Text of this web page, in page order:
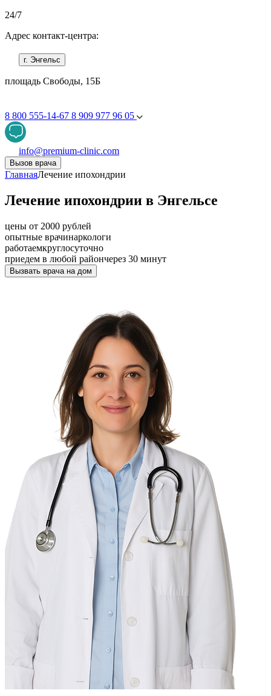
24/7
Адрес контакт-центра:
г. Энгельс
площадь Свободы, 15Б
8 800 555-14-67 8 909 977 96 05
info@premium-clinic.com
Вызов врача
ГлавнаяЛечение ипохондрии
Лечение ипохондрии в Энгельсе
цены от 2000 рублей
опытные врачинаркологи
работаемкруглосуточно
приедем в любой райончерез 30 минут
Вызвать врача на дом